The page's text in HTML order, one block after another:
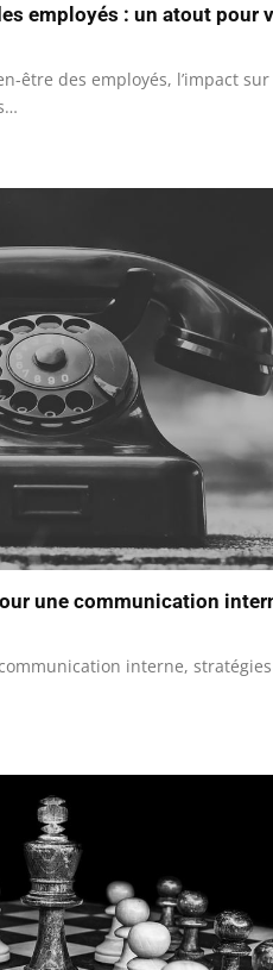
employés : un atout pour
être des employés, l’impact
une communication
interne, stratégies